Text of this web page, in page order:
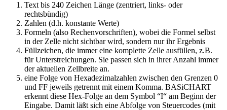
Text bis 240 Zeichen Länge (zentriert, links- oder
rechtsbündig)
Zahlen (d.h. konstante Werte)
Formeln (also Rechenvorschriften), wobei die Formel selbst
in der Zelle nicht sichtbar wird, sondern nur ihr Ergebnis
Füllzeichen, die immer eine komplette Zelle ausfüllen, z.B.
für Unterstreichungen. Sie passen sich in ihrer Anzahl immer
der aktuellen Zellbreite an.
eine Folge von Hexadezimalzahlen zwischen den Grenzen 0
und FF jeweils getrennt mit einem Komma. BASiCHART
erkennt diese Hex-Folge an dem Symbol “I“ am Beginn der
Eingabe. Damit läßt sich eine Abfolge von Steuercodes (mit